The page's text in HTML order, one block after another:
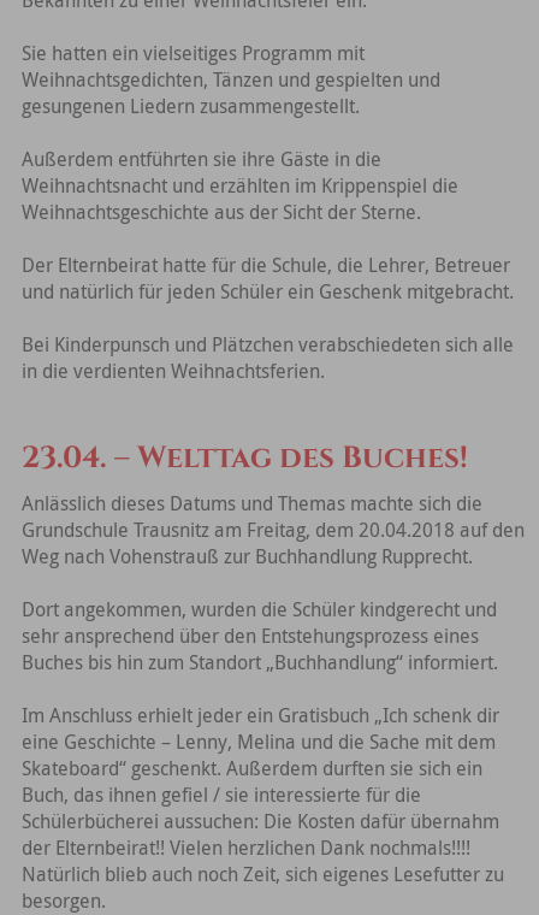
Sie hatten ein vielseitiges Programm mit
Weihnachtsgedichten, Tänzen und gespielten und
gesungenen Liedern zusammengestellt.
Außerdem entführten sie ihre Gäste in die
Weihnachtsnacht und erzählten im Krippenspiel die
Weihnachtsgeschichte aus der Sicht der Sterne.
Der Elternbeirat hatte für die Schule, die Lehrer, Betreuer
und natürlich für jeden Schüler ein Geschenk mitgebracht.
Bei Kinderpunsch und Plätzchen verabschiedeten sich alle
in die verdienten Weihnachtsferien.
23.04. – Welttag des Buches!
Anlässlich dieses Datums und Themas machte sich die
Grundschule Trausnitz am Freitag, dem 20.04.2018 auf den
Weg nach Vohenstrauß zur Buchhandlung Rupprecht.
Dort angekommen, wurden die Schüler kindgerecht und
sehr ansprechend über den Entstehungsprozess eines
Buches bis hin zum Standort „Buchhandlung“ informiert.
Im Anschluss erhielt jeder ein Gratisbuch „Ich schenk dir
eine Geschichte – Lenny, Melina und die Sache mit dem
Skateboard“ geschenkt. Außerdem durften sie sich ein
Buch, das ihnen gefiel / sie interessierte für die
Schülerbücherei aussuchen: Die Kosten dafür übernahm
der Elternbeirat!! Vielen herzlichen Dank nochmals!!!!
Natürlich blieb auch noch Zeit, sich eigenes Lesefutter zu
besorgen.